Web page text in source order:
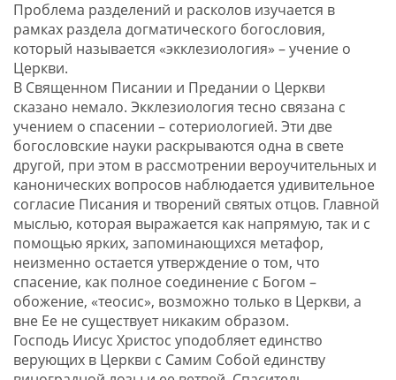
Проблема разделений и расколов изучается в
рамках раздела догматического богословия,
который называется «экклезиология» – учение о
Церкви.
В Священном Писании и Предании о Церкви
сказано немало. Экклезиология тесно связана с
учением о спасении – сотериологией. Эти две
богословские науки раскрываются одна в свете
другой, при этом в рассмотрении вероучительных и
канонических вопросов наблюдается удивительное
согласие Писания и творений святых отцов. Главной
мыслью, которая выражается как напрямую, так и с
помощью ярких, запоминающихся метафор,
неизменно остается утверждение о том, что
спасение, как полное соединение с Богом –
обожение, «теосис», возможно только в Церкви, а
вне Ее не существует никаким образом.
Господь Иисус Христос уподобляет единство
верующих в Церкви с Самим Собой единству